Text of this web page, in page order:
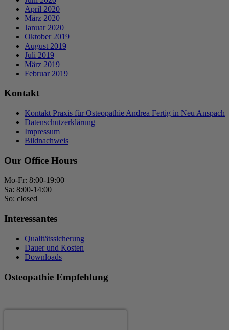
April 2020
März 2020
Januar 2020
Oktober 2019
August 2019
Juli 2019
März 2019
Februar 2019
Kontakt
Kontakt Praxis für Osteopathie Andrea Fertig in Neu Anspach
Datenschutzerklärung
Impressum
Bildnachweis
Our Office Hours
Mo-Fr: 8:00-19:00
Sa: 8:00-14:00
So: closed
Interessantes
Qualitätssicherung
Dauer und Kosten
Downloads
Osteopathie Empfehlung